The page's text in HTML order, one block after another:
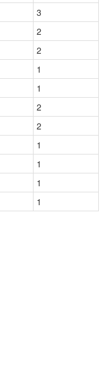
3
2
2
1
1
2
2
1
1
1
1